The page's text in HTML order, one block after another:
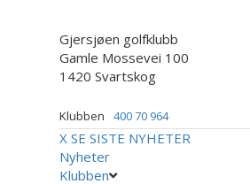
Gjersjøen golfklubb
Gamle Mossevei 100
1420 Svartskog
Klubben 400 70 964
X SE SISTE NYHETER
Nyheter
Klubben